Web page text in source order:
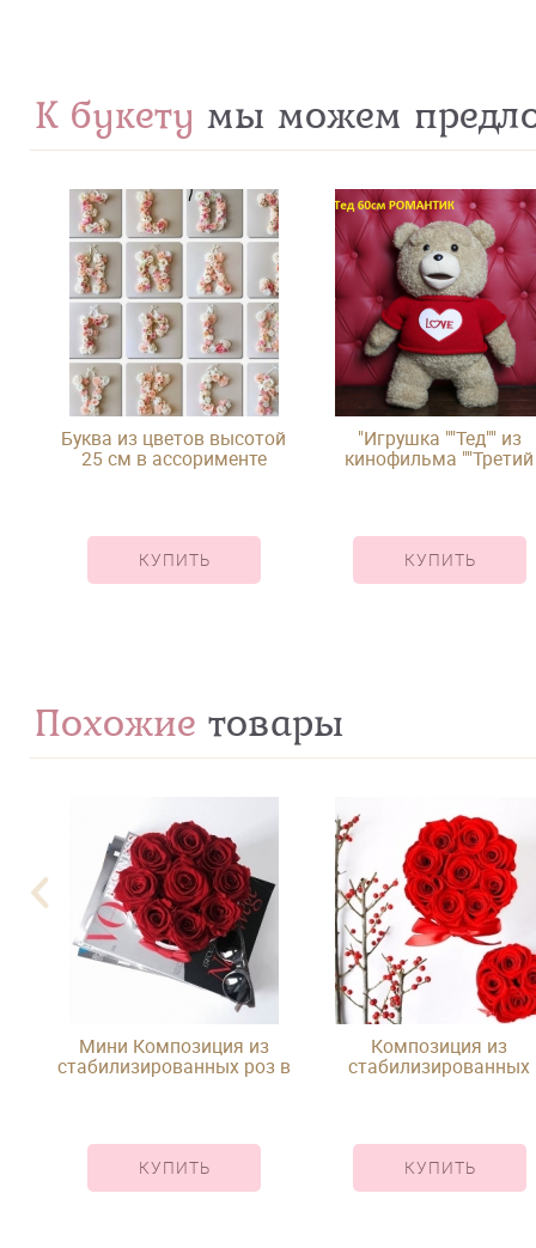
К букету мы можем
Буква из цветов высотой
25 см в ассорименте
КУПИТЬ
"Игрушка ""Тед"" из
кинофильма ""Третий
КУПИТЬ
Похожие товары
Мини Композиция из
стабилизированных роз в
КУПИТЬ
Композиция из
стабилизированных
КУПИТЬ